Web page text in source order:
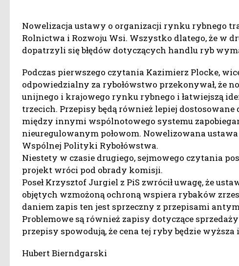
Nowelizacja ustawy o organizacji rynku rybnego
Rolnictwa i Rozwoju Wsi. Wszystko dlatego, że w
dopatrzyli się błędów dotyczących handlu ryb
Podczas pierwszego czytania Kazimierz Plocke,
odpowiedzialny za rybołówstwo przekonywał, że
unijnego i krajowego rynku rybnego i łatwiejszą
trzecich. Przepisy będą również lepiej
między innymi wspólnotowego systemu
nieuregulowanym połowom. Nowelizowana
Wspólnej Polityki Rybołówstwa.
Niestety w czasie drugiego, sejmowego czytania
projekt wróci pod obrady komisji.
Poseł Krzysztof Jurgiel z PiS zwrócił uwagę, że
objętych wzmożoną ochroną wspiera rybaków
daniem zapis ten jest sprzeczny z przepisami
Problemowe są również zapisy dotyczące
przepisy spowodują, że cena tej ryby będzie
Hubert Bierndgarski